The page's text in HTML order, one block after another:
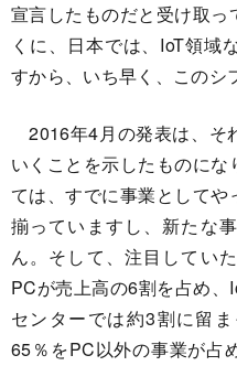
宣言したものだと受け取っ
くに、日本では、IoT領域
すから、いち早く、このシ
2016年4月の発表は、そ
いくことを示したものに
ては、すでに事業として
揃っていますし、新たな
ん。そして、注目してい
PCが売上高の6割を占め
センターでは約3割に留
65％をPC以外の事業が占